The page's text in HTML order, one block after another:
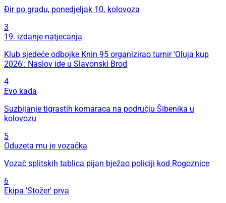
Đir po gradu, ponedjeljak 10. kolovoza
3
19. izdanje natjecanja
Klub sjedeće odbojke Knin 95 organizirao turnir 'Oluja kup
2026': Naslov ide u Slavonski Brod
4
Evo kada
Suzbijanje tigrastih komaraca na području Šibenika u
kolovozu
5
Oduzeta mu je vozačka
Vozač splitskih tablica pijan bježao policiji kod Rogoznice
6
Ekipa 'Stožer' prva